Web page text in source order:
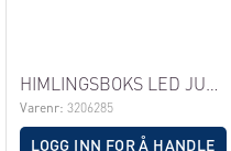
Varenr: 3206285
LOGG INN FOR Å HANDLE